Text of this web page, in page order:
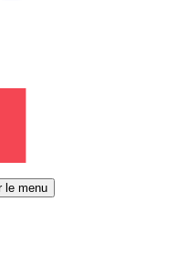
le menu